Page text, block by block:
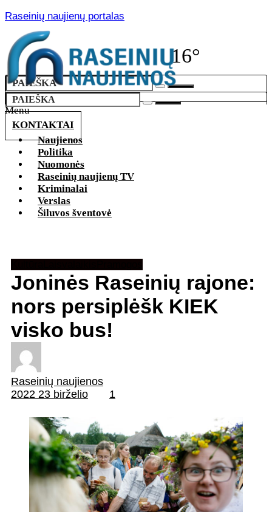
Raseinių naujienų portalas
16°
KONTAKTAI
Menu
Naujienos
Politika
Nuomonės
Raseinių naujienų TV
Kriminalai
Verslas
Šiluvos šventovė
Joninės Raseinių rajone:
nors persiplėšk KIEK
visko bus!
Raseinių naujienos
2022 23 birželio
1